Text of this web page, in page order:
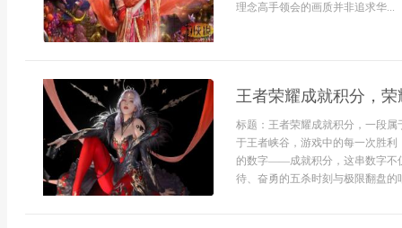
理念高手领会的画质并非追求华...
王者荣耀成就积分，
标题：王者荣耀成就积分，一段
于王者峡谷，游戏中的每一次胜
的数字——成就积分，这串数字不
待、奋勇的五杀时刻与极限翻盘的